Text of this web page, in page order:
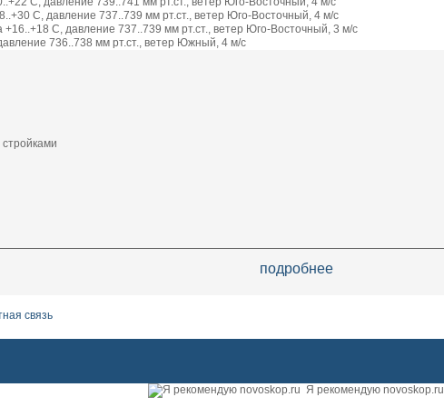
С, давление 737..739 мм рт.ст., ветер Юго-Восточный, 4 м/с
С, давление 737..739 мм рт.ст., ветер Юго-Восточный, 3 м/с
736..738 мм рт.ст., ветер Южный, 4 м/с
подробнее
связь
Я рекомендую novoskop.ru